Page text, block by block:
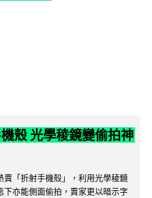
殼 光學稜鏡變偷拍神
賣「折射手機殼」，利用光學稜鏡
下亦能側面偷拍，賣家更以暗示字